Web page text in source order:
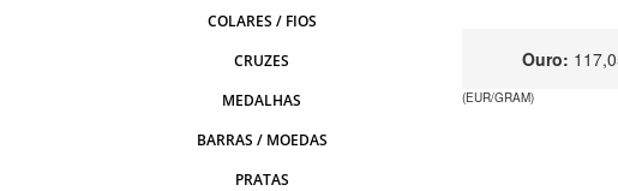
COLARES / FIOS
CRUZES
MEDALHAS
BARRAS / MOEDAS
PRATAS